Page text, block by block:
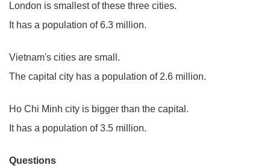
London is smallest of these three cities.
It has a population of 6.3 million.
Vietnam's cities are small.
The capital city has a population of 2.6 million.
Ho Chi Minh city is bigger than the capital.
It has a population of 3.5 million.
Questions